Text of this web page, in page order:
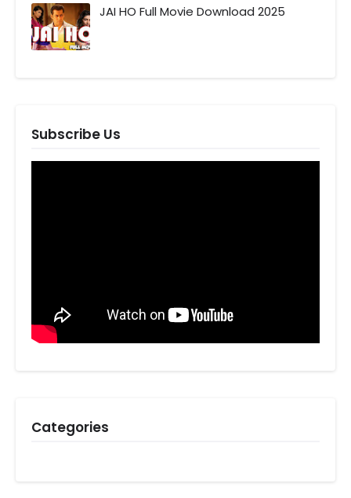
JAI HO Full Movie Download 2025
Subscribe Us
Categories